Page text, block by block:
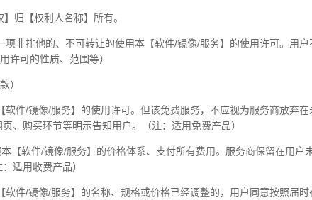
归【权利人名称】所有。
非排他的、不可转让的使用本【软件/镜像/服务】的使用许可。用
许可的性质、范围等）
）
件/镜像/服务】的使用许可。但该免费服务，不应视为服务商放弃
、购买环节等明示告知用户。（注：适用免费产品）
【软件/镜像/服务】的价格体系、支付所有费用。服务商保留在用户
适用收费产品）
件/镜像/服务】的名称、规格或价格已经调整的，用户同意按照届